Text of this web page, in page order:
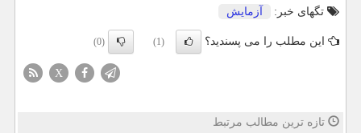
تگهای خبر:
آزمایش
این مطلب را می پسندید؟ (1)
(0)
X
تازه ترین مطالب مرتبط